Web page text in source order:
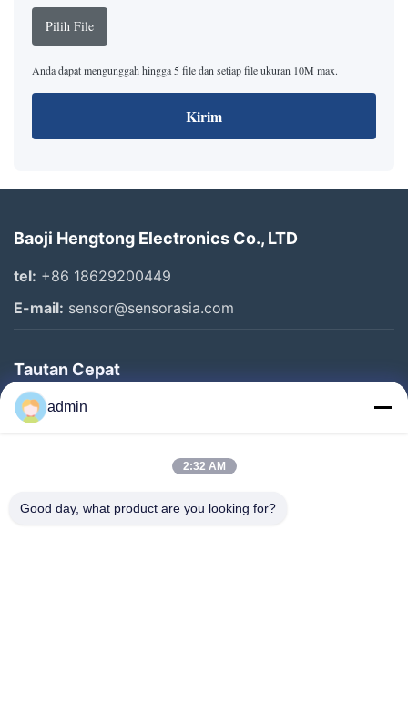
Pilih File
Anda dapat mengunggah hingga 5 file dan setiap file ukuran 10M max.
Kirim
Baoji Hengtong Electronics Co., LTD
tel: +86 18629200449
E-mail: sensor@sensorasia.com
Tautan Cepat
Rumah
Produk
Tentang Kami
admin
2:32 AM
Good day, what product are you looking for?